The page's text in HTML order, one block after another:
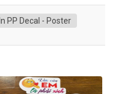
In PP Decal - Poster